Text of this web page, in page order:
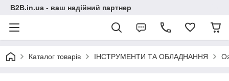
B2B.in.ua - ваш надійний партнер
Каталог товарів ІНСТРУМЕНТИ ТА ОБЛАДНАННЯ